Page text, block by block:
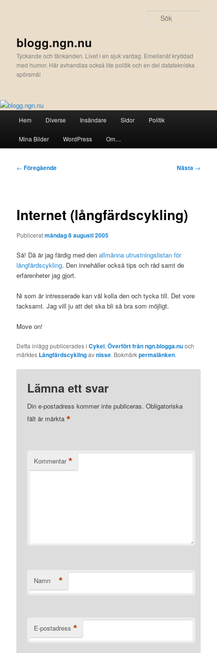
blogg.ngn.nu
Tyckande och tänkanden. Livet i en sjuk vardag. Emellanåt kryddad
med humor. Här avhandlas också lite politik och en del datatekniska
spörsmål
Hem Diverse Insändare Sidor Politik
Mina Bilder WordPress Om…
Inläggsnavigering
← Föregående Nästa →
Internet (långfärdscykling)
Publiceratmåndag 8 augusti 2005
Så! Då är jag färdig med denallmänna utrustningslistan för
långfärdscykling. Den innehåller också tips och råd samt de
erfarenheter jag gjort.
Ni som är intresserade kan väl kolla den och tycka till. Det vore
tacksamt. Jag vill ju att det ska bli så bra som möjligt.
Move on!
Detta inlägg publicerades iCykel,Överfört från ngn.blogga.nuoch
märktes Långfärdscyklingavnisse. Bokmärkpermalänken.
Lämna ett svar
Din e-postadress kommer inte publiceras. Obligatoriska
fält är märkta*
Kommentar *
Namn *
E-postadress *